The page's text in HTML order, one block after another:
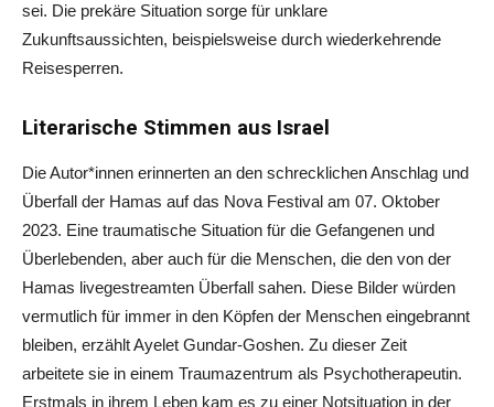
sei. Die prekäre Situation sorge für unklare
Zukunftsaussichten, beispielsweise durch wiederkehrende
Reisesperren.
Literarische Stimmen aus Israel
Die Autor*innen erinnerten an den schrecklichen Anschlag und
Überfall der Hamas auf das Nova Festival am 07. Oktober
2023. Eine traumatische Situation für die Gefangenen und
Überlebenden, aber auch für die Menschen, die den von der
Hamas livegestreamten Überfall sahen. Diese Bilder würden
vermutlich für immer in den Köpfen der Menschen eingebrannt
bleiben, erzählt Ayelet Gundar-Goshen. Zu dieser Zeit
arbeitete sie in einem Traumazentrum als Psychotherapeutin.
Erstmals in ihrem Leben kam es zu einer Notsituation in der